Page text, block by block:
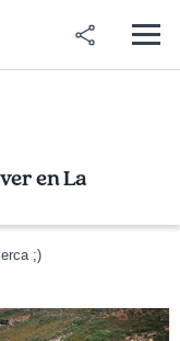
en La
;)